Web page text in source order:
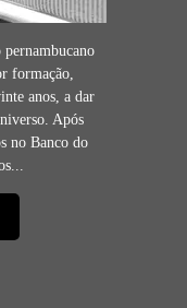
formação,
anos, a dar
Após
no Banco do